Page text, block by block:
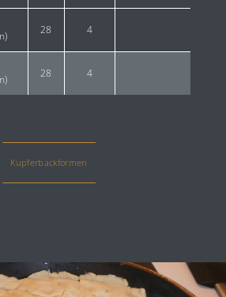
28 4
28 4
Kupferbackformen